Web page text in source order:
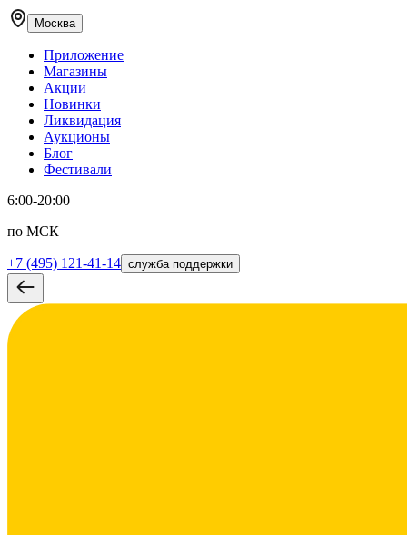
Москва
Приложение
Магазины
Акции
Новинки
Ликвидация
Аукционы
Блог
Фестивали
6:00-20:00
по МСК
+7 (495) 121-41-14 служба поддержки